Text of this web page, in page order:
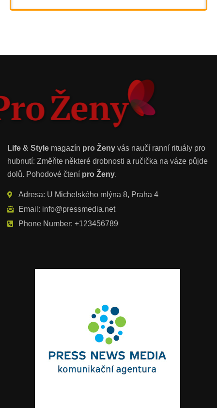
Life & Style magazín pro Ženy vás naučí ranní rituály pro
hubnutí: Změňte některé drobnosti a ručička na váze půjde
dolů. Pohodové čtení pro Ženy.
Adresa: U Michelského mlýna 8, Praha 4
Email: info@pressmedia.net
Phone Number: +123456789